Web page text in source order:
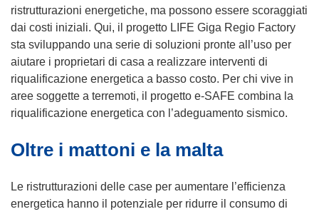
ristrutturazioni energetiche, ma possono essere scoraggiati
dai costi iniziali. Qui, il progetto LIFE Giga Regio Factory
sta sviluppando una serie di soluzioni pronte all’uso per
aiutare i proprietari di casa a realizzare interventi di
riqualificazione energetica a basso costo. Per chi vive in
aree soggette a terremoti, il progetto e-SAFE combina la
riqualificazione energetica con l’adeguamento sismico.
Oltre i mattoni e la malta
Le ristrutturazioni delle case per aumentare l’efficienza
energetica hanno il potenziale per ridurre il consumo di